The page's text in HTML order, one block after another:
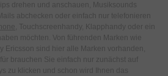
drehen und anschauen, Musiksounds
abchecken oder einfach nur telefonieren
, Touchscreenhandy, Klapphandy oder ein
möchten. Von führenden Marken wie
Ericsson sind hier alle Marken vorhanden,
brauchen Sie einfach nur zunächst auf
zu klicken und schon wird Ihnen das